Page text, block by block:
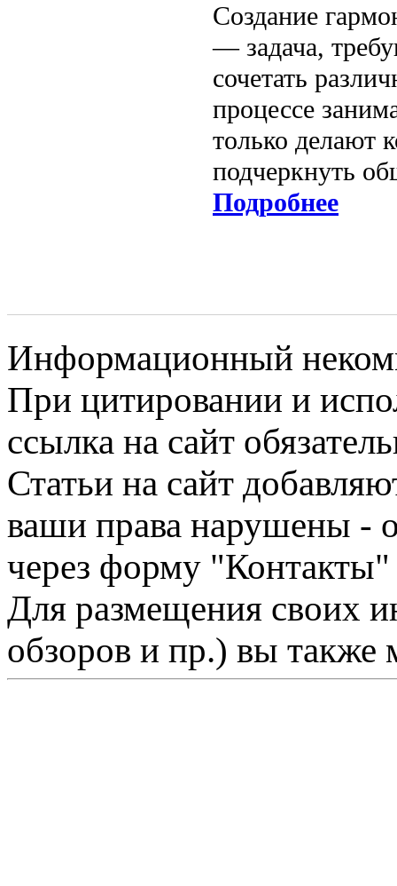
Создание
— задача,
сочетать
процессе
только делают
подчеркнуть
Подробнее
Информационный
При цитировании и
ссылка на сайт
Статьи на сайт
ваши права нарушены -
через форму "Контакты"
Для размещения своих
обзоров и пр.) вы также